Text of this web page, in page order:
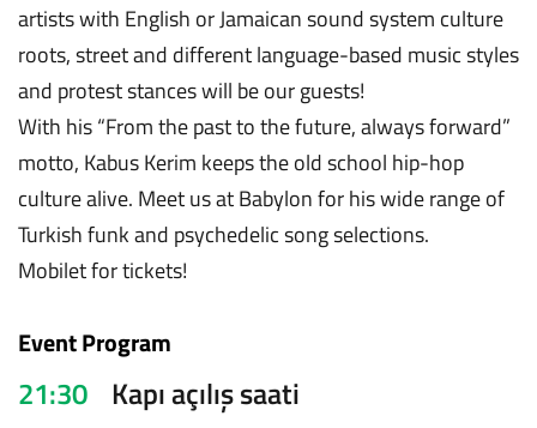
artists with English or Jamaican sound system culture
roots, street and different language-based music styles
and protest stances will be our guests!
With his “From the past to the future, always forward”
motto, Kabus Kerim keeps the old school hip-hop
culture alive. Meet us at Babylon for his wide range of
Turkish funk and psychedelic song selections.
Mobilet for tickets!
Event Program
21:30 Kapı açılış saati